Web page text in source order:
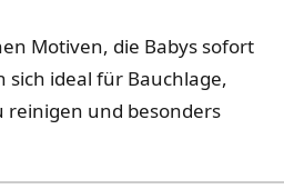
Motiven, die Babys sofort
sich ideal für Bauchlage,
reinigen und besonders